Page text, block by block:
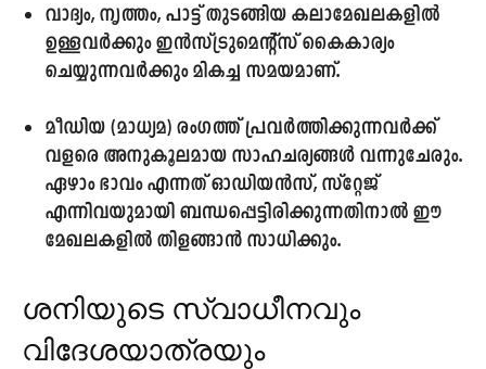
വാദ്യം, നൃത്തം, പാട്ട് തുടങ്ങിയ കലാമേഖലകളിൽ
ഉള്ളവർക്കും ഇൻസ്ട്രുമെന്റ്സ് കൈകാര്യം
ചെയ്യുന്നവർക്കും മികച്ച സമയമാണ്.
മീഡിയ (മാധ്യമ) രംഗത്ത് പ്രവർത്തിക്കുന്നവർക്ക്
വളരെ അനുകൂലമായ സാഹചര്യങ്ങൾ വന്നുചേരും.
ഏഴാം ഭാവം എന്നത് ഓഡിയൻസ്, സ്റ്റേജ്
എന്നിവയുമായി ബന്ധപ്പെട്ടിരിക്കുന്നതിനാൽ ഈ
മേഖലകളിൽ തിളങ്ങാൻ സാധിക്കും.
ശനിയുടെ സ്വാധീനവും
വിദേശയാത്രയും